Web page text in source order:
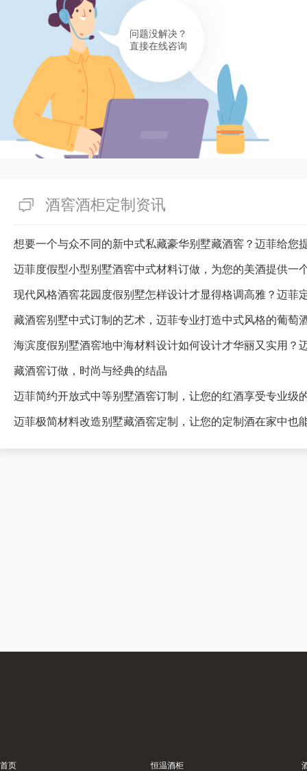
有帮助(474
问题没解决？
直接在线咨询
酒窖酒柜定制资讯
想要一个与众不同的新中式私藏豪华别墅藏酒窖？迈菲给您
迈菲度假型小型别墅酒窖中式材料订做，为您的美酒提供一
藏酒窖别墅中式订制的艺术，迈菲专业打造中式风格的葡萄
海滨度假别墅酒窖地中海材料设计如何设计才华丽又实用？
藏酒窖订做，时尚与经典的结晶
迈菲简约开放式中等别墅酒窖订制，让您的红酒享受专业级
迈菲极简材料改造别墅藏酒窖定制，让您的定制酒在家中也
首页 恒温酒柜